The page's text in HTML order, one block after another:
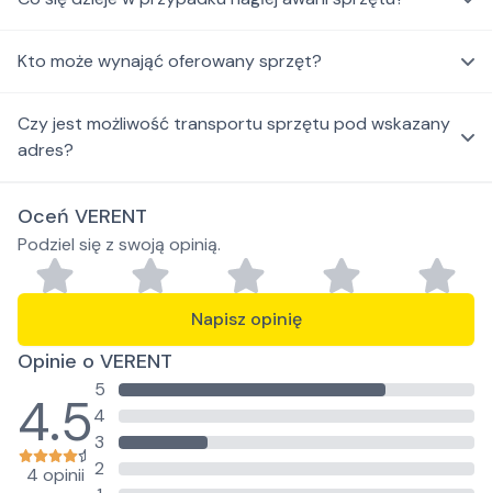
Kto może wynająć oferowany sprzęt?
Czy jest możliwość transportu sprzętu pod wskazany
adres?
Oceń VERENT
Podziel się z swoją opinią.
Napisz opinię
Opinie o VERENT
4.5
4 opinii
5
4
3
2